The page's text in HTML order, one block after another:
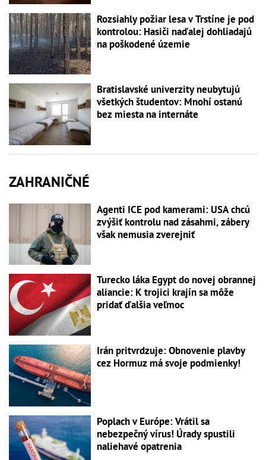
Rozsiahly požiar lesa v Trstíne je pod
kontrolou: Hasiči naďalej dohliadajú
na poškodené územie
Bratislavské univerzity neubytujú
všetkých študentov: Mnohí ostanú
bez miesta na internáte
ZAHRANIČNÉ
Agenti ICE pod kamerami: USA chcú
zvýšiť kontrolu nad zásahmi, zábery
však nemusia zverejniť
Turecko láka Egypt do novej obrannej
aliancie: K trojici krajín sa môže
pridať ďalšia veľmoc
Irán pritvrdzuje: Obnovenie plavby
cez Hormuz má svoje podmienky!
Poplach v Európe: Vrátil sa
nebezpečný vírus! Úrady spustili
naliehavé opatrenia